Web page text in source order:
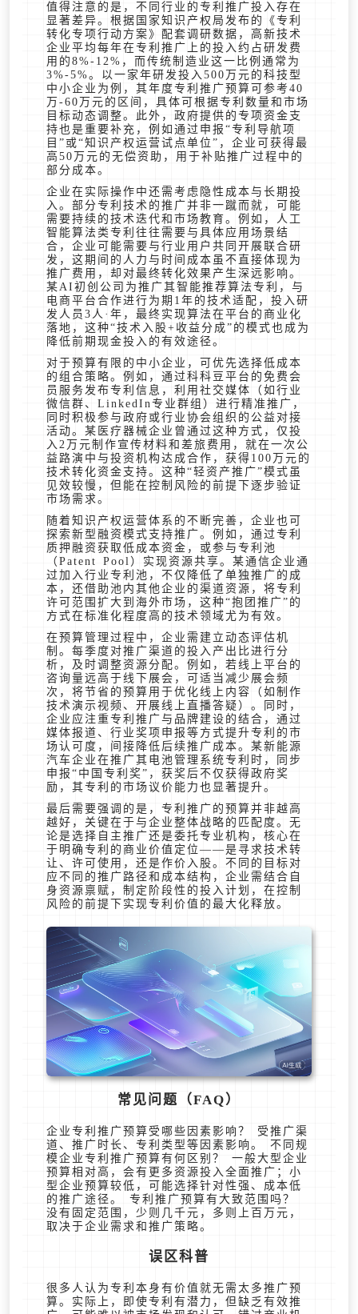
值得注意的是，不同行业的专利推广投入存在
显著差异。根据国家知识产权局发布的《专利
转化专项行动方案》配套调研数据，高新技术
企业平均每年在专利推广上的投入约占研发费
用的8%-12%，而传统制造业这一比例通常为
3%-5%。以一家年研发投入500万元的科技型
中小企业为例，其年度专利推广预算可参考40
万-60万元的区间，具体可根据专利数量和市场
目标动态调整。此外，政府提供的专项资金支
持也是重要补充，例如通过申报“专利导航项
目”或“知识产权运营试点单位”，企业可获得最
高50万元的无偿资助，用于补贴推广过程中的
部分成本。
企业在实际操作中还需考虑隐性成本与长期投
入。部分专利技术的推广并非一蹴而就，可能
需要持续的技术迭代和市场教育。例如，人工
智能算法类专利往往需要与具体应用场景结
合，企业可能需要与行业用户共同开展联合研
发，这期间的人力与时间成本虽不直接体现为
推广费用，却对最终转化效果产生深远影响。
某AI初创公司为推广其智能推荐算法专利，与
电商平台合作进行为期1年的技术适配，投入研
发人员3人·年，最终实现算法在平台的商业化
落地，这种“技术入股+收益分成”的模式也成为
降低前期现金投入的有效途径。
对于预算有限的中小企业，可优先选择低成本
的组合策略。例如，通过科科豆平台的免费会
员服务发布专利信息，利用社交媒体（如行业
微信群、LinkedIn专业群组）进行精准推广，
同时积极参与政府或行业协会组织的公益对接
活动。某医疗器械企业曾通过这种方式，仅投
入2万元制作宣传材料和差旅费用，就在一次公
益路演中与投资机构达成合作，获得100万元的
技术转化资金支持。这种“轻资产推广”模式虽
见效较慢，但能在控制风险的前提下逐步验证
市场需求。
随着知识产权运营体系的不断完善，企业也可
探索新型融资模式支持推广。例如，通过专利
质押融资获取低成本资金，或参与专利池
（Patent Pool）实现资源共享。某通信企业通
过加入行业专利池，不仅降低了单独推广的成
本，还借助池内其他企业的渠道资源，将专利
许可范围扩大到海外市场，这种“抱团推广”的
方式在标准化程度高的技术领域尤为有效。
在预算管理过程中，企业需建立动态评估机
制。每季度对推广渠道的投入产出比进行分
析，及时调整资源分配。例如，若线上平台的
咨询量远高于线下展会，可适当减少展会频
次，将节省的预算用于优化线上内容（如制作
技术演示视频、开展线上直播答疑）。同时，
企业应注重专利推广与品牌建设的结合，通过
媒体报道、行业奖项申报等方式提升专利的市
场认可度，间接降低后续推广成本。某新能源
汽车企业在推广其电池管理系统专利时，同步
申报“中国专利奖”，获奖后不仅获得政府奖
励，其专利的市场议价能力也显著提升。
最后需要强调的是，专利推广的预算并非越高
越好，关键在于与企业整体战略的匹配度。无
论是选择自主推广还是委托专业机构，核心在
于明确专利的商业价值定位——是寻求技术转
让、许可使用，还是作价入股。不同的目标对
应不同的推广路径和成本结构，企业需结合自
身资源禀赋，制定阶段性的投入计划，在控制
风险的前提下实现专利价值的最大化释放。
常见问题（FAQ）
企业专利推广预算受哪些因素影响？ 受推广渠
道、推广时长、专利类型等因素影响。 不同规
模企业专利推广预算有何区别？ 一般大型企业
预算相对高，会有更多资源投入全面推广；小
型企业预算较低，可能选择针对性强、成本低
的推广途径。 专利推广预算有大致范围吗？
没有固定范围，少则几千元，多则上百万元，
取决于企业需求和推广策略。
误区科普
很多人认为专利本身有价值就无需太多推广预
算。实际上，即使专利有潜力，但缺乏有效推